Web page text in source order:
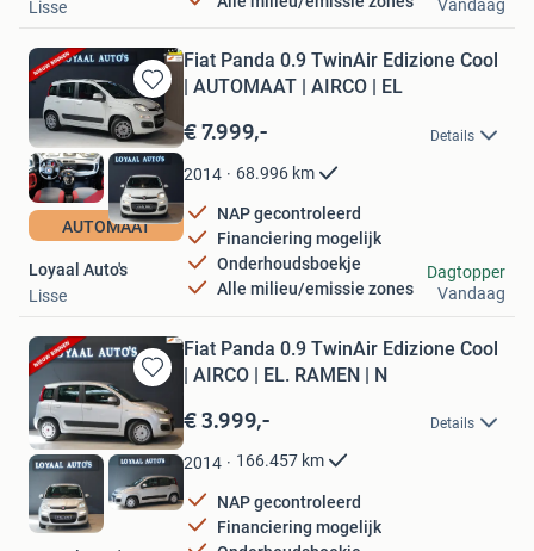
Lisse
Vandaag
Bewaren
in
Mijn
Favorieten
AUTOMAAT
Fiat Panda 0.9 TwinAir Edizione Cool
| AUTOMAAT | AIRCO | EL
€ 7.999,- Details
2014 68.996 km
NAP gecontroleerd
Financiering mogelijk
Onderhoudsboekje
Alle milieu/emissie zones
Loyaal Auto's
Lisse
Dagtopper
Vandaag
Bewaren
in
Mijn
Favorieten
Fiat Panda 0.9 TwinAir Edizione Cool
| AIRCO | EL. RAMEN | N
€ 3.999,- Details
2014 166.457 km
NAP gecontroleerd
Financiering mogelijk